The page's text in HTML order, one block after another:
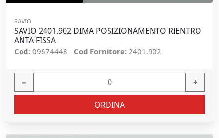
SAVIO
SAVIO 2401.902 DIMA POSIZIONAMENTO RIENTRO
ANTA FISSA
Cod: 09674448 Cod Fornitore: 2401.902
− +
ORDINA